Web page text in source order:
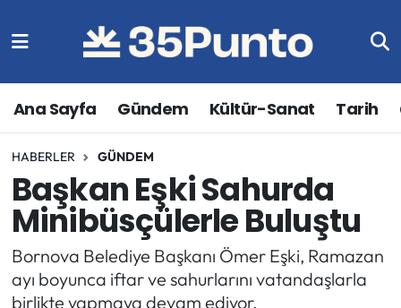
Ana Sayfa Gündem Kültür-Sanat Tarih
HABERLER GÜNDEM
Başkan Eşki Sahurda
Minibüsçülerle Buluştu
Bornova Belediye Başkanı Ömer Eşki, Ramazan
ayı boyunca iftar ve sahurlarını vatandaşlarla
birlikte yapmaya devam ediyor.